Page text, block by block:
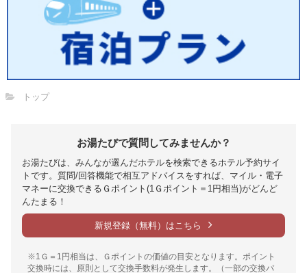
トップ
お湯たびで質問してみませんか？
お湯たびは、みんなが選んだホテルを検索できるホテル予約サイ
トです。質問/回答機能で相互アドバイスをすれば、マイル・電子
マネーに交換できるＧポイント(1Ｇポイント＝1円相当)がどんど
んたまる！
新規登録（無料）はこちら
※1Ｇ＝1円相当は、Ｇポイントの価値の目安となります。ポイント
交換時には、原則として交換手数料が発生します。（一部の交換パ